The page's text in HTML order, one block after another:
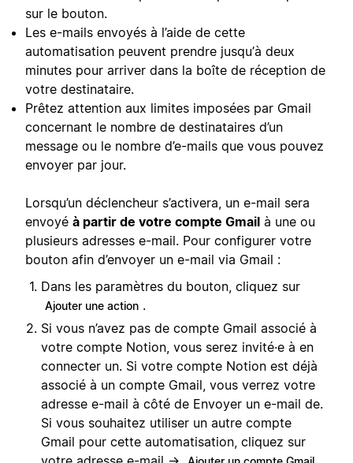
sur le bouton.
Les e-mails envoyés à l’aide de cette
automatisation peuvent prendre jusqu’à deux
minutes pour arriver dans la boîte de réception de
votre destinataire.
Prêtez attention aux limites imposées par Gmail
concernant le nombre de destinataires d’un
message ou le nombre d’e-mails que vous pouvez
envoyer par jour.
Lorsqu’un déclencheur s’activera, un e-mail sera
envoyé à partir de votre compte Gmail à une ou
plusieurs adresses e-mail. Pour configurer votre
bouton afin d’envoyer un e-mail via Gmail :
Dans les paramètres du bouton, cliquez sur
Ajouter une action .
Si vous n’avez pas de compte Gmail associé à
votre compte Notion, vous serez invité·e à en
connecter un. Si votre compte Notion est déjà
associé à un compte Gmail, vous verrez votre
adresse e-mail à côté de Envoyer un e-mail de.
Si vous souhaitez utiliser un autre compte
Gmail pour cette automatisation, cliquez sur